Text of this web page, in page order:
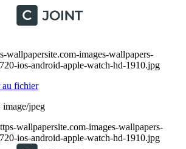
wallpapersite.com-images-wallpapers-
ios-android-apple-watch-hd-1910.jpg
au fichier
image/jpeg